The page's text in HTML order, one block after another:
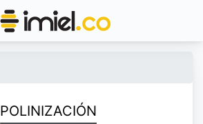
POLINIZACIÓN